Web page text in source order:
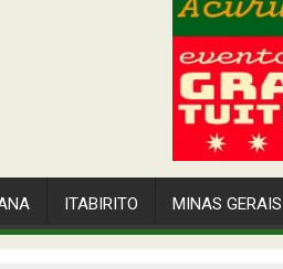
ITABIRITO MINAS GERAIS